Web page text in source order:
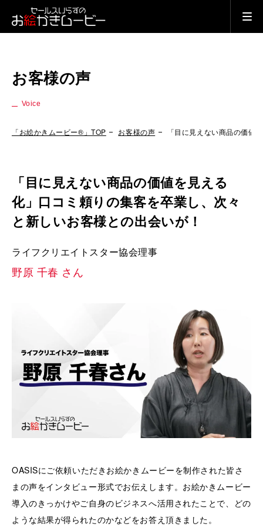
お客様の声
Voice
「お絵かきムービー®」TOP お客様の声 「目に見えない商品の価値
「目に見えない商品の価値を見える
化」口コミ頼りの集客を卒業し、次々
と新しいお客様との出会いが！
ライフクリエイトスター協会理事
野原 千春 さん
OASISにご依頼いただきお絵かきムービーを制作された皆さ
まの声をインタビュー形式でお伝えします。お絵かきムービー
導入のきっかけやご自身のビジネスへ活用されたことで、どの
ような結果が得られたのかなどをお答え頂きました。